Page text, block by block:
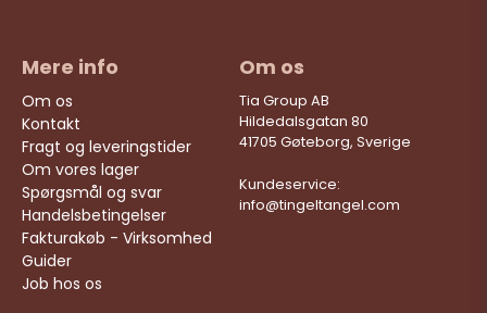
Mere info
Om os
Kontakt
Fragt og leveringstider
Om vores lager
Spørgsmål og svar
Handelsbetingelser
Fakturakøb - Virksomhed
Guider
Job hos os
Om os
Tia Group AB
Hildedalsgatan 80
41705 Gøteborg, Sverige
Kundeservice:
info@tingeltangel.com